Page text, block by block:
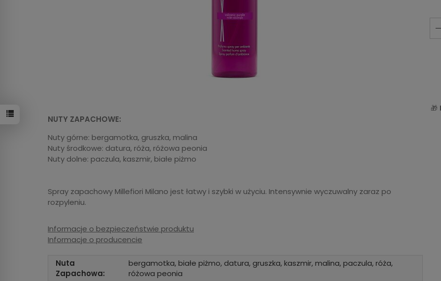
🎁
NUTY ZAPACHOWE:
Nuty górne: bergamotka, gruszka, malina
Nuty środkowe: datura, róża, różowa peonia
Nuty dolne: paczula, kaszmir, białe piżmo
Spray zapachowy Millefiori Milano jest łatwy i szybki w użyciu. Intensywnie wyczuwalny zaraz po
rozpyleniu.
Informacje o bezpieczeństwie produktu
Informacje o producencie
Nuta
Zapachowa:
bergamotka, białe piżmo, datura, gruszka, kaszmir, malina, paczula, róża,
różowa peonia